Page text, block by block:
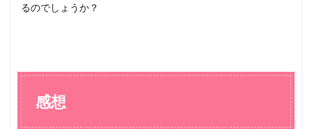
るのでしょうか？
感想